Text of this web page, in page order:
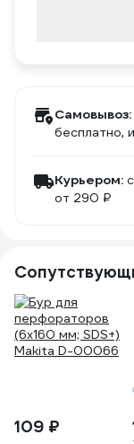
Самовывоз:
бесплатно,
Курьером:
от 290 ₽
109 ₽